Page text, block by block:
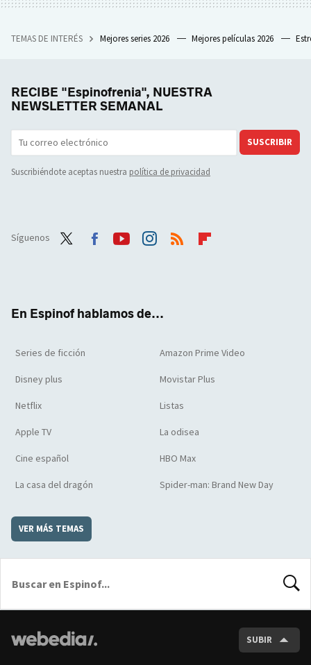
TEMAS DE INTERÉS Mejores series 2026 Mejores películas 2026
RECIBE "Espinofrenia", NUESTRA
NEWSLETTER SEMANAL
SUSCRIBIR
Suscribiéndote aceptas nuestra política de privacidad
Síguenos
En Espinof hablamos de...
Series de ficción Amazon Prime Video
Disney plus Movistar Plus
Netflix Listas
Apple TV La odisea
Cine español HBO Max
La casa del dragón Spider-man: Brand New Day
VER MÁS TEMAS
SUBIR